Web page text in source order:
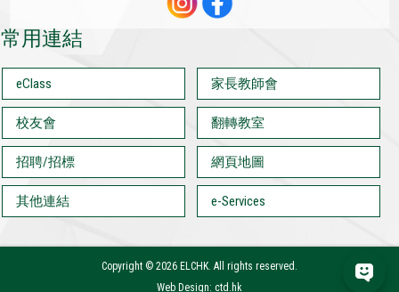
常用連結
eClass 家長教師會
校友會 翻轉教室
招聘/招標 網頁地圖
其他連結 e-Services
Copyright © 2026 ELCHK. All rights reserved.
Web Design: ctd.hk